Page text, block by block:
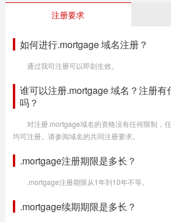
注册要求
如何进行.mortgage 域名注册？
通过我司注册可以即刻生效。
谁可以注册.mortgage 域名？注册有
吗？
对注册.mortgage域名的资格没有任何限制，
均可注册。请参阅域名的共同注册要求。
.mortgage注册期限是多长？
.mortgage注册期限从1年到10年不等。
.mortgage续期期限是多长？